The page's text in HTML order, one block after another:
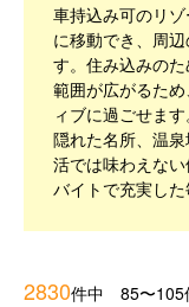
車持込み可のリ
に移動でき、周
す。住み込みの
範囲が広がるた
ィブに過ごせま
隠れた名所、温
活では味わえな
バイトで充実した
2830件中 85〜105